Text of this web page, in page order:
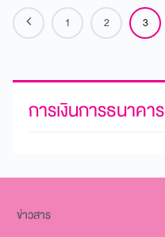
1 2 3
การเงินการธนาคาร
ข่าวสาร